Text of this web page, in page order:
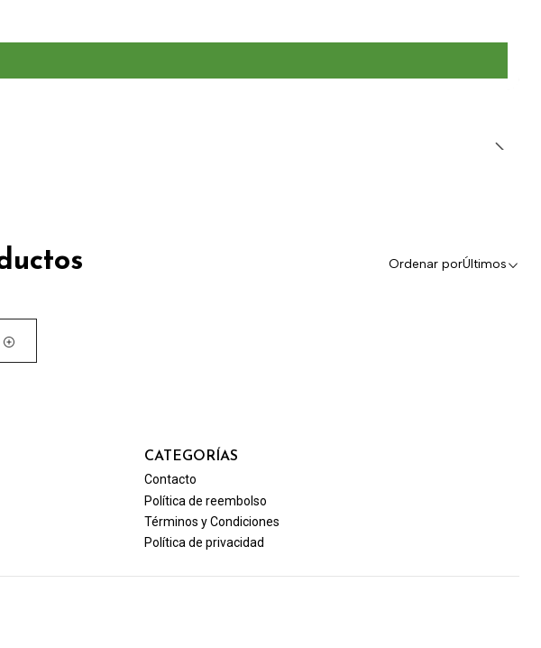
Ordenar porÚltimos
CATEGORÍAS
Contacto
Política de reembolso
Términos y Condiciones
Política de privacidad